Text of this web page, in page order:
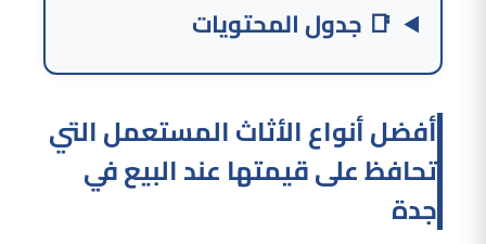
📑 جدول المحتويات
أفضل أنواع الأثاث المستعمل التي
تحافظ على قيمتها عند البيع في
جدة